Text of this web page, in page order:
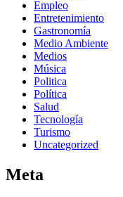
Empleo
Entretenimiento
Gastronomía
Medio Ambiente
Medios
Música
Politica
Política
Salud
Tecnología
Turismo
Uncategorized
Meta